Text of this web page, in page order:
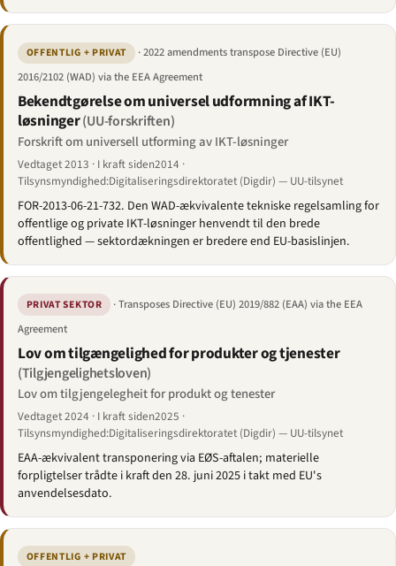
OFFENTLIG + PRIVAT
· 2022 amendments transpose Directive (EU)
2016/2102 (WAD) via the EEA Agreement
Bekendtgørelse om universel udformning af IKT-
løsninger(UU-forskriften)
Forskrift om universell utforming av IKT-løsninger
Vedtaget 2013 · I kraft siden2014 ·
Tilsynsmyndighed:Digitaliseringsdirektoratet (Digdir) — UU-tilsynet
FOR-2013-06-21-732. Den WAD-ækvivalente tekniske regelsamling for
offentlige og private IKT-løsninger henvendt til den brede
offentlighed — sektordækningen er bredere end EU-basislinjen.
PRIVAT SEKTOR
· Transposes Directive (EU) 2019/882 (EAA) via the EEA
Agreement
Lov om tilgængelighed for produkter og tjenester
(Tilgjengelighetsloven)
Lov om tilgjengelegheit for produkt og tenester
Vedtaget 2024 · I kraft siden2025 ·
Tilsynsmyndighed:Digitaliseringsdirektoratet (Digdir) — UU-tilsynet
EAA-ækvivalent transponering via EØS-aftalen; materielle
forpligtelser trådte i kraft den 28. juni 2025 i takt med EU's
anvendelsesdato.
OFFENTLIG + PRIVAT